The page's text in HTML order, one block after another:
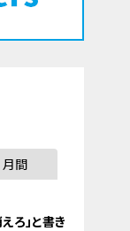
月間
ろ」と書き